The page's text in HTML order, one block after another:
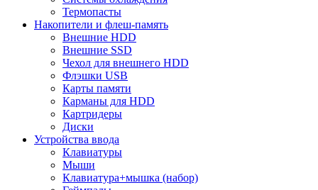
Термопасты
Накопители и флеш-память
Внешние HDD
Внешние SSD
Чехол для внешнего HDD
Флэшки USB
Карты памяти
Карманы для HDD
Картридеры
Диски
Устройства ввода
Клавиатуры
Мыши
Клавиатура+мышка (набор)